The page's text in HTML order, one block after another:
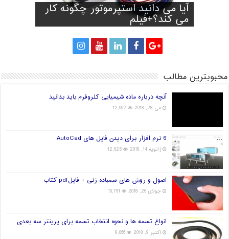
آیا می دانید استپرموتور چگونه کار
می کند؟+فیلم
راه های انتخاب فیلامنت خوب برای
پرینتر سه بعدی
آیا آینده صنعت چاپ سه بعدی
جهان در دست چین خواهد بود؟
تولید کفش با توجه به فرم و اندازه
پا
پرینت سه بعدی سیانوباکترها روی
قارچ و تولید برق!
محبوبترین مطالب
آنچه درباره ماده شیمیایی کلروفرم باید بدانید
می 28, 2018 12,662
6 نرم افزار برای دیدن فایل های AutoCad
ژانویه 14, 2018 12,625
اصول و روش های سمباده زنی + فایلpdf کتاب
جولای 26, 2018 10,761
انواع تسمه ها و نحوه انتخاب تسمه برای پرینتر سه بعدی
اکتبر 9, 2018 9,066